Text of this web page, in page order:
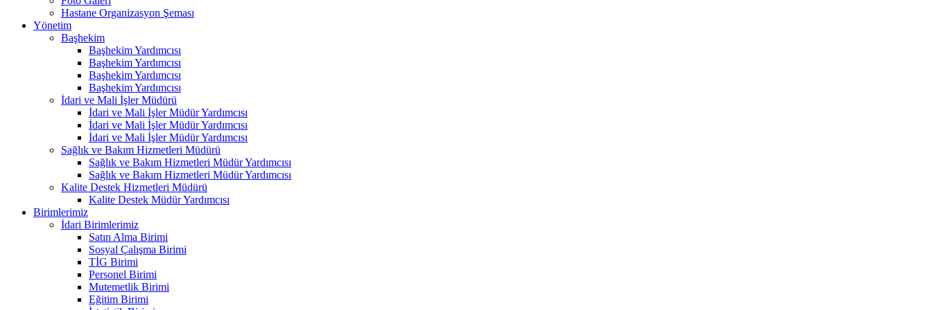
Hastane Organizasyon Şeması
Yönetim
Başhekim
Başhekim Yardımcısı
Başhekim Yardımcısı
Başhekim Yardımcısı
Başhekim Yardımcısı
İdari ve Mali İşler Müdürü
İdari ve Mali İşler Müdür Yardımcısı
İdari ve Mali İşler Müdür Yardımcısı
İdari ve Mali İşler Müdür Yardımcısı
Sağlık ve Bakım Hizmetleri Müdürü
Sağlık ve Bakım Hizmetleri Müdür Yardımcısı
Sağlık ve Bakım Hizmetleri Müdür Yardımcısı
Kalite Destek Hizmetleri Müdürü
Kalite Destek Müdür Yardımcısı
Birimlerimiz
İdari Birimlerimiz
Satın Alma Birimi
Sosyal Çalışma Birimi
TİG Birimi
Personel Birimi
Mutemetlik Birimi
Eğitim Birimi